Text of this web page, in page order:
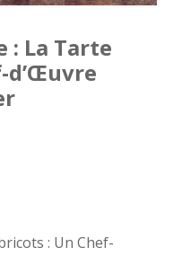
: La Tarte
d’Œuvre
: Un Chef-